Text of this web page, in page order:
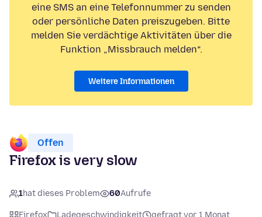
eine SMS an eine Telefonnummer zu senden
oder persönliche Daten preiszugeben. Bitte
melden Sie verdächtige Aktivitäten über die
Funktion „Missbrauch melden“.
Weitere Informationen
Offen
Firefox is very slow
1hat dieses Problem 60Aufrufe